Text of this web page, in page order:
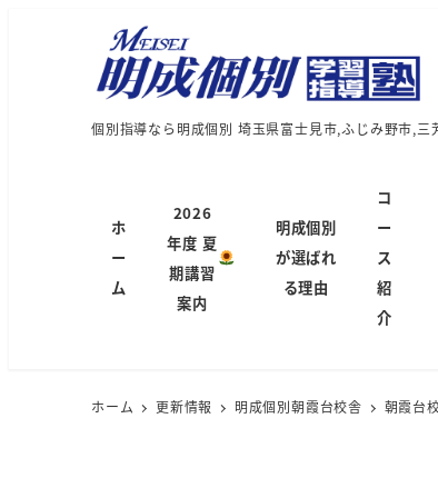
個別指導なら明成個別 埼玉県富士見市,ふじみ野市,
ホ
ー
ム
2026
年度 夏
期講習
案内
明成個別
が選ばれ
る理由
コ
ー
ス
紹
介
ホーム 更新情報 明成個別朝霞台校舎 朝霞台